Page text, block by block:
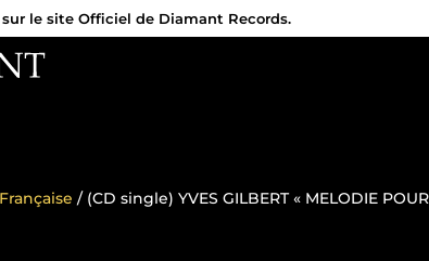
le site Officiel de Diamant Records.
/ (CD single) YVES GILBERT « MELODIE